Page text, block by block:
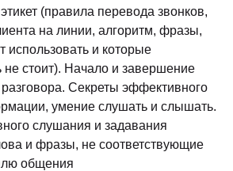
(правила перевода звонков,
на линии, алгоритм, фразы,
использовать и которые
не стоит). Начало и завершение
Секреты эффективного
умение слушать и слышать.
слушания и задавания
и фразы, не соответствующие
общения